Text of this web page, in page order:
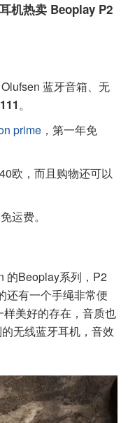
机热卖 Beoplay P2
蓝牙音箱、无
。
prime ，第一年免
欧，而且购物还可以
运费。
的Beoplay系列，P2
还有一个手绳非常便
美好的存在，音质也
无线蓝牙耳机，音效